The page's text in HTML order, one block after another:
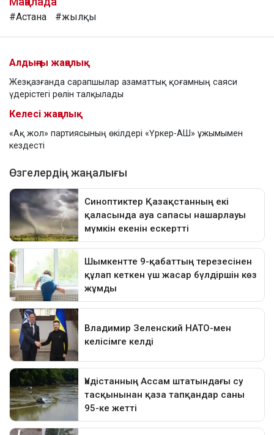
#Астана #жылқы
Алдыңғы жаңалық
Жезқазғанда сарапшылар азаматтық қоғамның саяси
үдерістегі рөлін талқылады
Келесі жаңалық
«Ақ жол» партиясының өкілдері «Үркер-АШ» ұжымымен
кездесті